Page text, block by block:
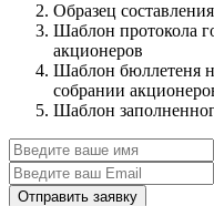
Образец
Шаблон протокола
акционеров
Шаблон бюллетеня
собрании
Шаблон
Отправить заявку